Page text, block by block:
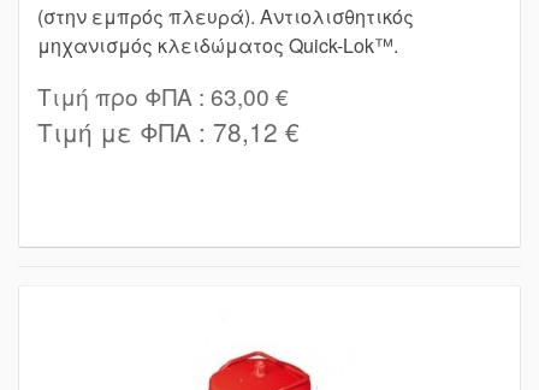
(στην εμπρός πλευρά). Αντιολισθητικός
μηχανισμός κλειδώματος Quick-Lok™.
Τιμή προ ΦΠΑ : 63,00 €
Τιμή με ΦΠΑ : 78,12 €